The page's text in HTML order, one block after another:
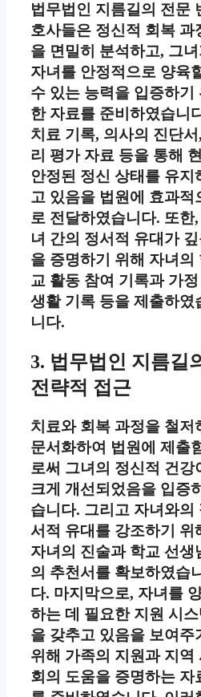
법무법인 지름길의 전문
호사들은 정신적 회복 과
을 면밀히 분석하고, 그
자녀를 안정적으로 양육
수 있는 능력을 입증하기
한 자료를 준비하였습니
치료 기록, 의사의 진단서
리 평가 자료 등을 통해
안정된 정신 상태를 유지
고 있음을 법원에 효과적
로 전달하였습니다. 또한
녀 간의 정서적 유대가
을 증명하기 위해 자녀의
교 활동 참여 기록과 가정
생활 기록 등을 제출하였
니다.
3. 법무법인 지름길
전략적 접근
치료와 회복 과정을 철저
문서화하여 법원에 제출
로써 그녀의 정신적 건강
크게 개선되었음을 입증
습니다. 그리고 자녀와의
서적 유대를 강조하기 위
자녀의 진술과 학교 선생
의 추천서를 확보하였습니
다. 마지막으로, 자녀를
하는 데 필요한 지원 시스
을 갖추고 있음을 보여주
위해 가족의 지원과 지역
회의 도움을 증명하는 자